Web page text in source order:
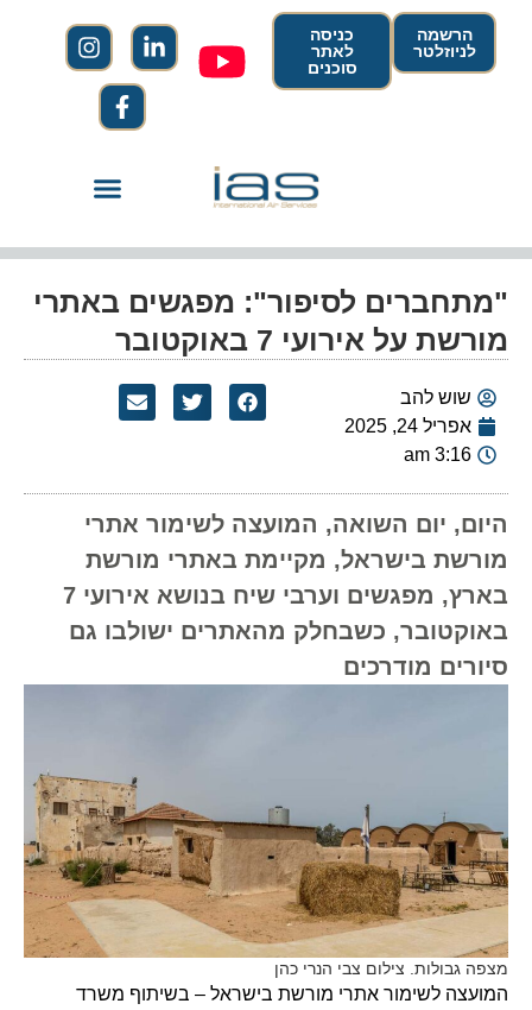
הרשמה
לניוזלטר
כניסה
לאתר
סוכנים
"מתחברים לסיפור": מפגשים באתרי
מורשת על אירועי 7 באוקטובר
שוש להב
אפריל 24, 2025
3:16 am
היום, יום השואה, המועצה לשימור אתרי
מורשת בישראל, מקיימת באתרי מורשת
בארץ, מפגשים וערבי שיח בנושא אירועי 7
באוקטובר, כשבחלק מהאתרים ישולבו גם
סיורים מודרכים
מצפה גבולות. צילום צבי הנרי כהן
המועצה לשימור אתרי מורשת בישראל – בשיתוף משרד